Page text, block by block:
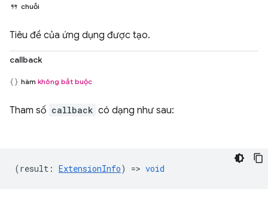
chuỗi
Tiêu đề của ứng dụng được tạo.
callback
hàm không bắt buộc
Tham số callback có dạng như sau:
(result : ExtensionInfo) => void